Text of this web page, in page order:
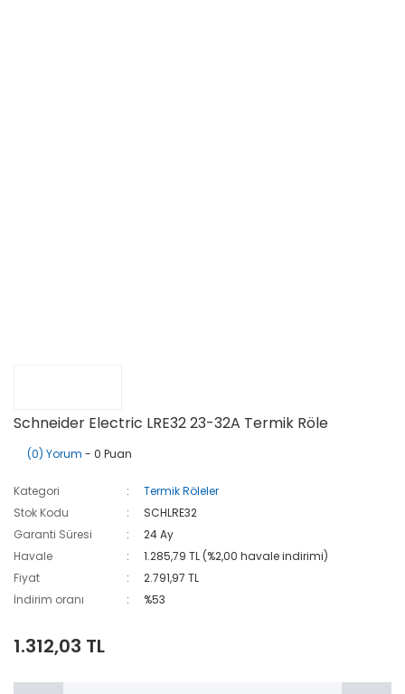
Schneider Electric LRE32 23-32A Termik Röle
(0) Yorum - 0 Puan
Kategori
Termik Röleler
Stok Kodu
SCHLRE32
Garanti Süresi
24 Ay
Havale
1.285,79 TL (%2,00 havale indirimi)
Fiyat
2.791,97 TL
İndirim oranı
%53
1.312,03 TL